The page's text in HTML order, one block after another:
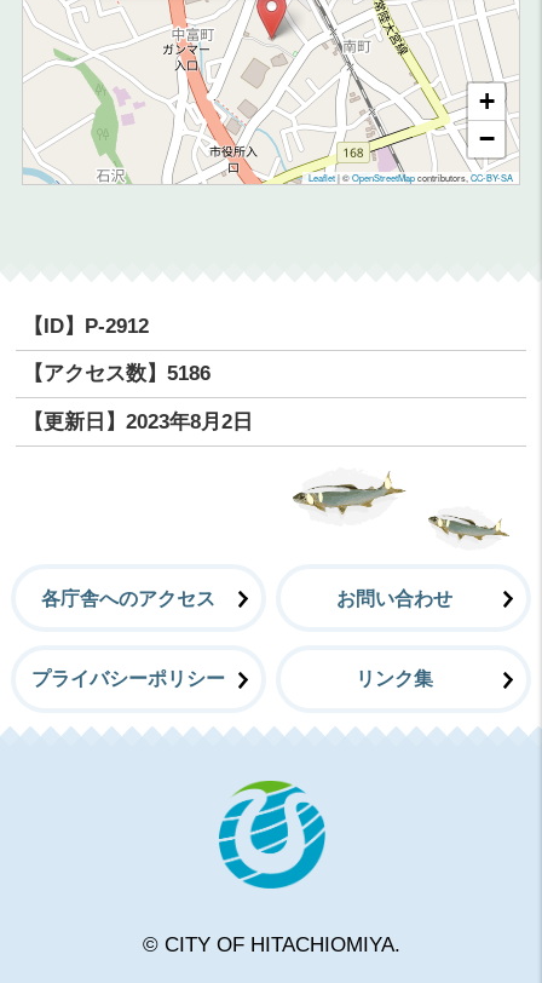
+
−
Leaflet |©OpenStreetMapcontributors, CC-BY-SA
【ID】 P-2912
【アクセス数】5186
【更新日】2023年8月2日
各庁舎へのアクセス お問い合わせ
プライバシーポリシー リンク集
© CITY OF HITACHIOMIYA.